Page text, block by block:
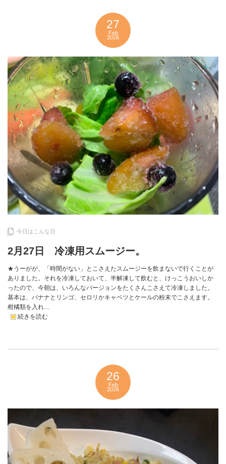
27
Feb
2026
今日はこんな日
2月27日 冷凍用スムージー。
★うーがが、「時間がない」とこさえたスムージーを飲まないで行くことが
ありました。それを冷凍しておいて、半解凍して飲むと、けっこうおいしか
ったので、今朝は、いろんなバージョンをたくさんこさえて冷凍しました。
基本は、バナナとリンゴ、セロリかキャベツとケールの粉末でこさえます。
柑橘類を入れ…
続きを読む
26
Feb
2026